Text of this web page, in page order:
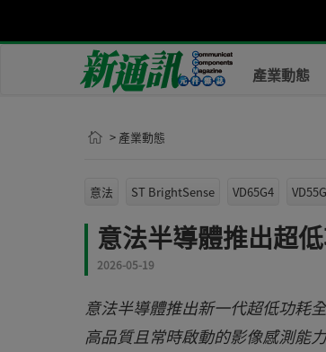
產業動態
> 產業動態
意法 ST BrightSense VD65G4
意法半導體推出超
2026-05-19
意法半導體推出新一代超低功耗
高品質且常時啟動的影像感測能